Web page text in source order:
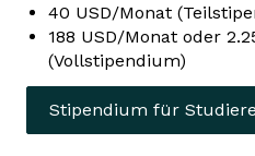
40 USD/Monat
188 USD/Monat oder
(Vollstipendium)
Stipendium für